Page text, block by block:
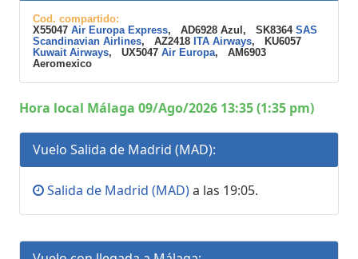
Cod. compartido:
X55047 Air Europa Express, AD6928 Azul, SK8364 SAS
Scandinavian Airlines, AZ2418 ITA Airways, KU6057
Kuwait Airways, UX5047 Air Europa, AM6903
Aeromexico
Hora local Málaga 09/Ago/2026 13:35 (1:35 pm)
Vuelo Salida de Madrid (MAD):
Salida de Madrid (MAD)a las 19:05.